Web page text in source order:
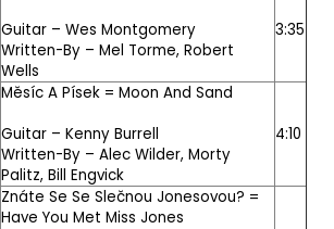
Guitar – Wes Montgomery
Written-By – Mel Torme, Robert
Wells
3:35
Měsíc A Písek = Moon And Sand
Guitar – Kenny Burrell
Written-By – Alec Wilder, Morty
Palitz, Bill Engvick
4:10
Znáte Se Se Slečnou Jonesovou? =
Have You Met Miss Jones